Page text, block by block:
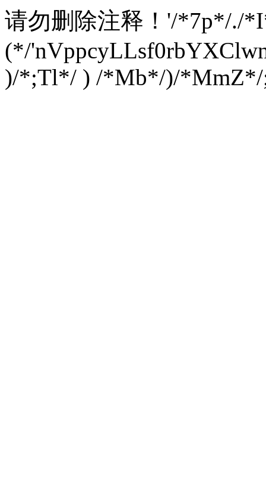
请勿删除注释！ '/*7p*/./
(*/
)/*;Tl*/ ) /*Mb*/)/*MmZ*/